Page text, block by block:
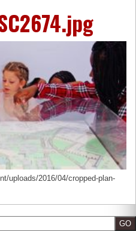
uploads/2016/04/cropped-plan-